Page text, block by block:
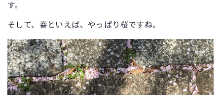
す。
そして、春といえば、やっぱり桜ですね。